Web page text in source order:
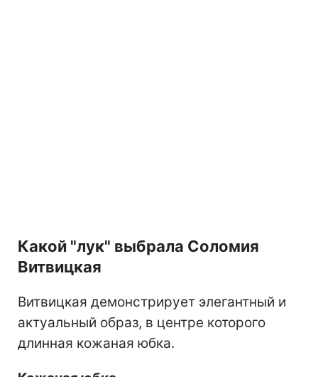
Какой "лук" выбрала Соломия
Витвицкая
Витвицкая демонстрирует элегантный и
актуальный образ, в центре которого
длинная кожаная юбка.